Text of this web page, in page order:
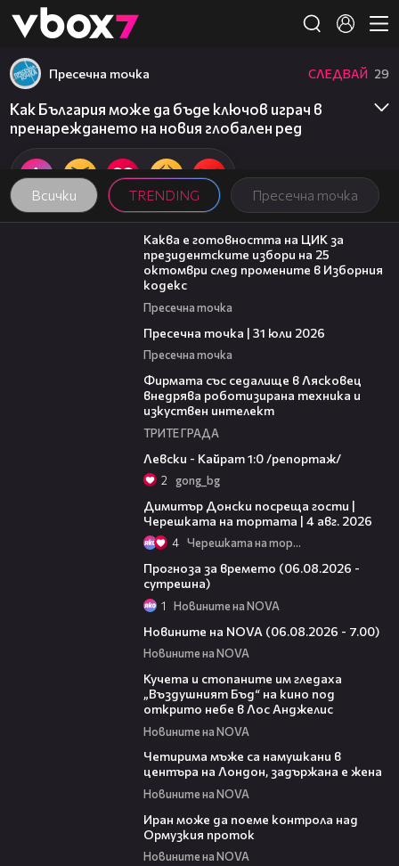
👾
Всички TRENDING Пресечна точка
Пресечна точка СЛЕДВАЙ 29
Как България може да бъде ключов играч в
пренареждането на новия глобален ред
14:16
Каква е готовността на ЦИК за
президентските избори на 25
октомври след промените в Изборния
кодекс
Пресечна точка
Пресечна точка | 31 юли 2026
Пресечна точка
Фирмата със седалище в Лясковец
внедрява роботизирана техника и
изкуствен интелект
ТРИТЕ ГРАДА
Левски - Кайрат 1:0 /репортаж/
2 gong_bg
Димитър Донски посреща гости |
Черешката на тортата | 4 авг. 2026
4 Черешката на тортата
Прогноза за времето (06.08.2026 -
сутрешна)
1 Новините на NOVA
Новините на NOVA (06.08.2026 - 7.00)
Новините на NOVA
Кучета и стопаните им гледаха
„Въздушният Бъд“ на кино под
открито небе в Лос Анджелис
Новините на NOVA
Четирима мъже са намушкани в
центъра на Лондон, задържана е жена
Новините на NOVA
Иран може да поеме контрола над
Ормузкия проток
Новините на NOVA